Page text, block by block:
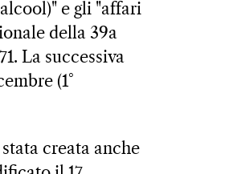
e gli "affari
della 39a
La successiva
(1°
creata anche